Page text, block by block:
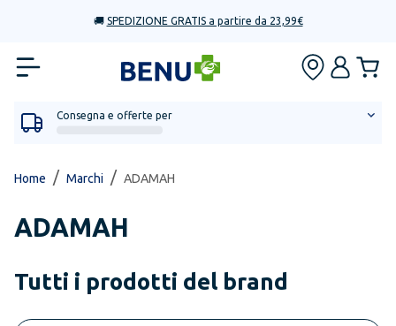
🚚 SPEDIZIONE GRATIS a partire da 23,99€
Consegna e offerte per
Home / Marchi / ADAMAH
ADAMAH
Tutti i prodotti del brand